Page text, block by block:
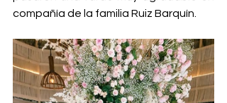
compañía de la familia Ruiz Barquín.